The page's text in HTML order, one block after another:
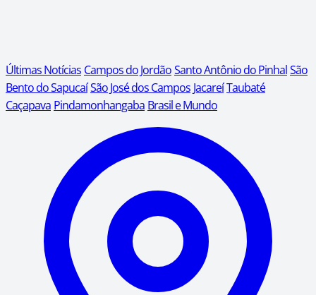
Últimas Notícias Campos do JordãoSanto Antônio do PinhalSão
Bento do SapucaíSão José dos Campos JacareíTaubaté
Caçapava Pindamonhangaba Brasil e Mundo